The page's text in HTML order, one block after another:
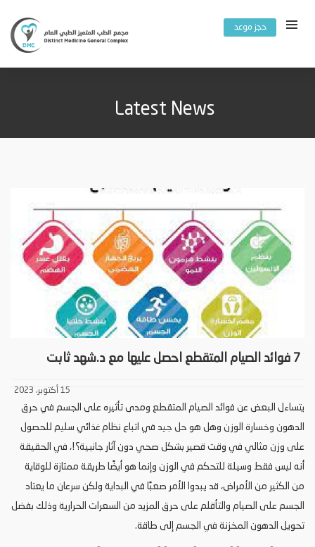
حجز موعد
Latest News
7 فوائد الصيام المتقطع احصل عليها مع د.شهد ثابت
15 أكتوبر، 2023
يتساءل البعض عن فوائد الصيام المتقطع ومدى تأثيره على الجسم في حرق
الدهون وخسارة الوزن وهل هو حل جيد في اتباع نظام غذائي سليم للحصول
على وزن مثالي في وقت قصير بشكل صحي دون آثار جانبية؟!، في الحقيقة
أنه ليس فقط وسيلة للتحكم في الوزن وإنما هو أيضًا طريقة ممتازة للوقاية
من الكثير من الأمراض، قد يبدوا الأمر صعبًا في البداية ولكن سرعان ما يعتاد
الجسم على الصيام والتأقلم على حرق المزيد من السعرات الحرارية وذلك بفضل
تحويل الدهون المخزنة في الجسم إلى طاقة.